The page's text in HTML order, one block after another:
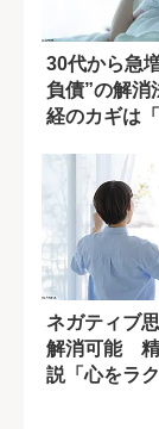
30代から急
負債”の解
経のカギは
ネガティブ
解消可能 精
説「心をラ